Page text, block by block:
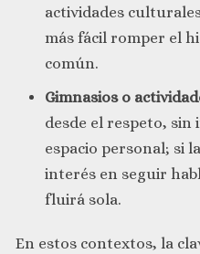
actividades
más fácil romper el
común.
Gimnasios o
desde el respeto,
espacio personal; si
interés en seguir
fluirá sola.
En estos contextos, la